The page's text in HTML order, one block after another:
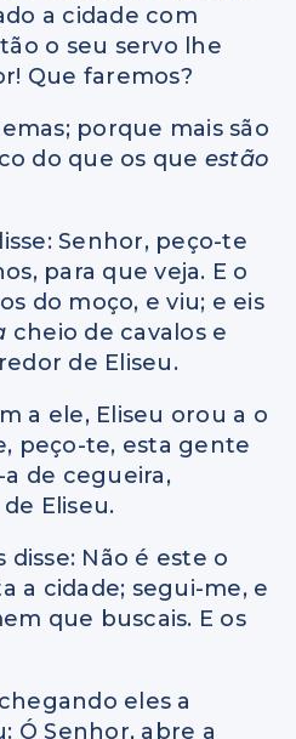
a cidade com
o seu servo lhe
Que faremos?
porque mais são
do que os que estão
Senhor, peço-te
para que veja. E o
do moço, e viu; e eis
cheio de cavalos e
de Eliseu.
a ele, Eliseu orou a o
peço-te, esta gente
de cegueira,
Eliseu.
disse: Não é este o
a cidade; segui-me, e
que buscais. E os
eles a
Ó Senhor, abre a